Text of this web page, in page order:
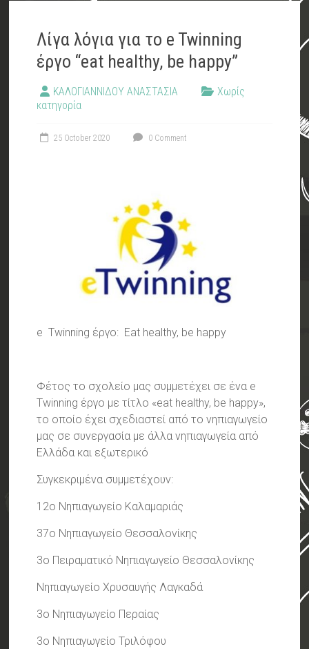
Λίγα λόγια για το e Twinning
έργο “eat healthy, be happy”
ΚΑΛΟΓΙΑΝΝΙΔΟΥ ΑΝΑΣΤΑΣΙΑ
Χωρίς
κατηγορία
25 October 2020 0 Comment
e Twinning έργο: Eat healthy, be happy
Φέτος το σχολείο μας συμμετέχει σε ένα e
Twinning έργο με τίτλο «eat healthy, be happy»,
το οποίο έχει σχεδιαστεί από το νηπιαγωγείο
μας σε συνεργασία με άλλα νηπιαγωγεία από
Ελλάδα και εξωτερικό
Συγκεκριμένα συμμετέχουν:
12ο Νηπιαγωγείο Καλαμαριάς
37ο Νηπιαγωγείο Θεσσαλονίκης
3ο Πειραματικό Νηπιαγωγείο Θεσσαλονίκης
Νηπιαγωγείο Χρυσαυγής Λαγκαδά
3ο Νηπιαγωγείο Περαίας
3ο Νηπιαγωγείο Τριλόφου